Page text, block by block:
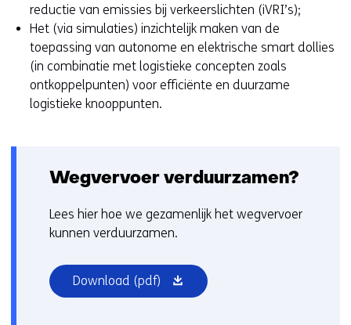
reductie van emissies bij verkeerslichten (iVRI’s);
Het (via simulaties) inzichtelijk maken van de
toepassing van autonome en elektrische smart dollies
(in combinatie met logistieke concepten zoals
ontkoppelpunten) voor efficiënte en duurzame
logistieke knooppunten.
Wegvervoer verduurzamen?
Lees hier hoe we gezamenlijk het wegvervoer
kunnen verduurzamen.
Download (pdf) (opent
in